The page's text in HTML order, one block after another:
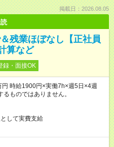
掲載日：2026.08.05
残業ほぼなし【正社員
算など
録・面接OK
時給1900円×実働7h×週5日×4週
ものではありません。
して実費支給